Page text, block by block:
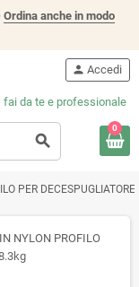
Ordina anche in modo
search
person Accedi
0
PER